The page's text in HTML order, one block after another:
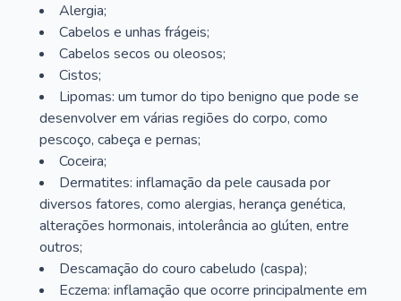
Alergia;
Cabelos e unhas frágeis;
Cabelos secos ou oleosos;
Cistos;
Lipomas: um tumor do tipo benigno que pode se
desenvolver em várias regiões do corpo, como
pescoço, cabeça e pernas;
Coceira;
Dermatites: inflamação da pele causada por
diversos fatores, como alergias, herança genética,
alterações hormonais, intolerância ao glúten, entre
outros;
Descamação do couro cabeludo (caspa);
Eczema: inflamação que ocorre principalmente em